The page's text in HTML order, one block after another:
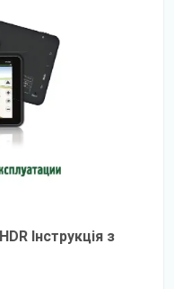
Інструкція з